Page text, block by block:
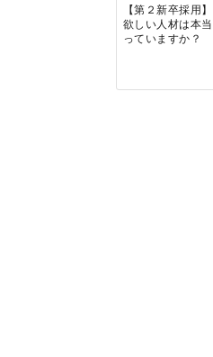
【第２新卒採用
欲しい人材は本
っていますか？